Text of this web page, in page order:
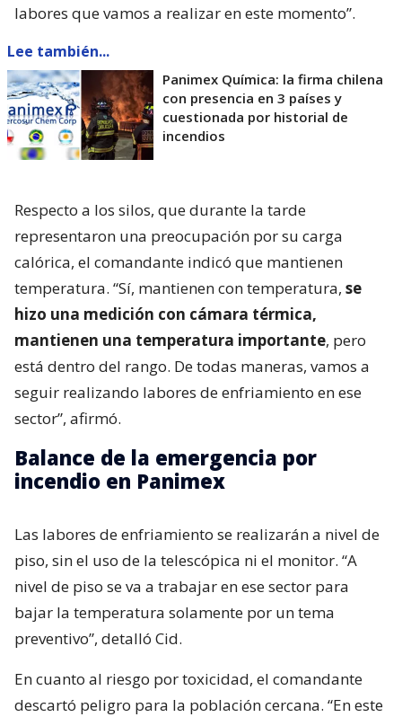
labores que vamos a realizar en este momento”.
Lee también...
Panimex Química: la firma chilena
con presencia en 3 países y
cuestionada por historial de
incendios
Respecto a los silos, que durante la tarde
representaron una preocupación por su carga
calórica, el comandante indicó que mantienen
temperatura. “Sí, mantienen con temperatura, se
hizo una medición con cámara térmica,
mantienen una temperatura importante, pero
está dentro del rango. De todas maneras, vamos a
seguir realizando labores de enfriamiento en ese
sector”, afirmó.
Balance de la emergencia por
incendio en Panimex
Las labores de enfriamiento se realizarán a nivel de
piso, sin el uso de la telescópica ni el monitor. “A
nivel de piso se va a trabajar en ese sector para
bajar la temperatura solamente por un tema
preventivo”, detalló Cid.
En cuanto al riesgo por toxicidad, el comandante
descartó peligro para la población cercana. “En este